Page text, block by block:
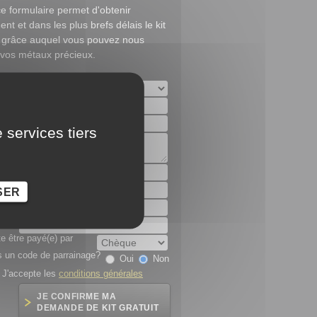
formulaire permet d'obtenir
et dans les plus brefs délais le kit
auquel vous pouvez nous
métaux précieux.
être payé(e) par
un code de parrainage?
Oui
Non
J'accepte les conditions générales
services tiers